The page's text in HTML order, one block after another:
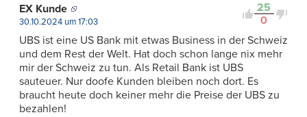
25
0
EX Kunde
30.10.2024 um 17:03
UBS ist eine US Bank mit etwas Business in der Schweiz
und dem Rest der Welt. Hat doch schon lange nix mehr
mir der Schweiz zu tun. Als Retail Bank ist UBS
sauteuer. Nur doofe Kunden bleiben noch dort. Es
braucht heute doch keiner mehr die Preise der UBS zu
bezahlen!